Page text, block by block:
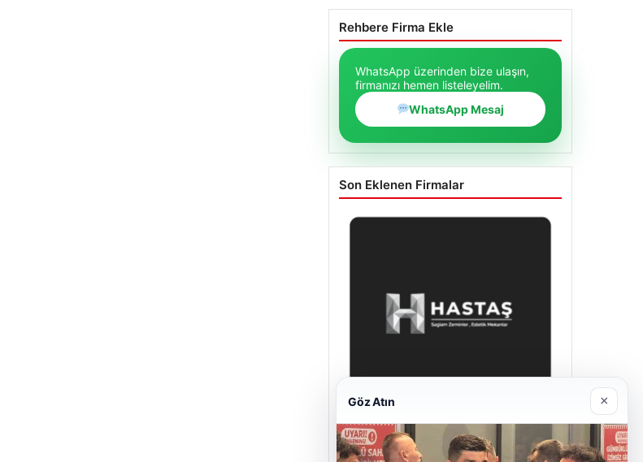
Rehbere Firma Ekle
WhatsApp üzerinden bize ulaşın,
firmanızı hemen listeleyelim.
WhatsApp Mesaj
Son Eklenen Firmalar
Hastaş Beton
Göz Atın ×